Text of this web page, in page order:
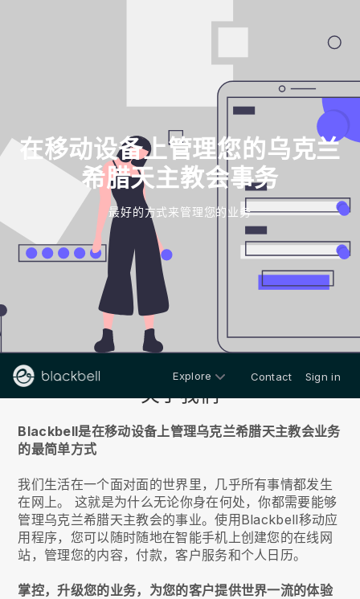
在移动设备上管理您的乌克兰
希腊天主教会事务
最好的方式来管理您的业务
Explore Contact Sign in
关于我们
Blackbell是在移动设备上管理乌克兰希腊天主教会业务
的最简单方式
我们生活在一个面对面的世界里，几乎所有事情都发生
在网上。 这就是为什么无论你身在何处，你都需要能够
管理乌克兰希腊天主教会的事业。使用 Blackbell移动应
用程序，您可以随时随地在智能手机上创建您的在线网
站，管理您的内容，付款，客户服务和个人日历。
掌控，升级您的业务，为您的客户提供世界一流的体验